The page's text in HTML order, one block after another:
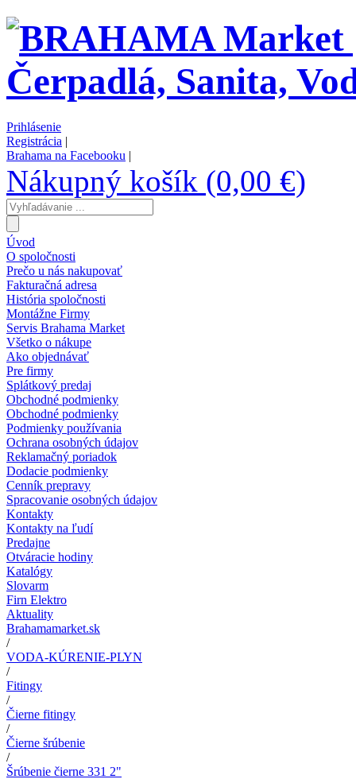
Prihlásenie
Registrácia |
Brahama na Facebooku |
Nákupný košík (0,00 €)
Úvod
O spoločnosti
Prečo u nás nakupovať
Fakturačná adresa
História spoločnosti
Montážne Firmy
Servis Brahama Market
Všetko o nákupe
Ako objednávať
Pre firmy
Splátkový predaj
Obchodné podmienky
Obchodné podmienky
Podmienky používania
Ochrana osobných údajov
Reklamačný poriadok
Dodacie podmienky
Cenník prepravy
Spracovanie osobných údajov
Kontakty
Kontakty na ľudí
Predajne
Otváracie hodiny
Katalógy
Slovarm
Firn Elektro
Aktuality
Brahamamarket.sk
/
VODA-KÚRENIE-PLYN
/
Fitingy
/
Čierne fitingy
/
Čierne šrúbenie
/
Šrúbenie čierne 331 2"